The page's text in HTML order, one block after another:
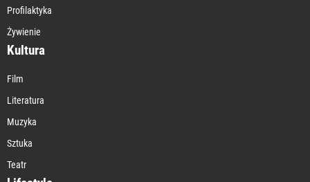
Profilaktyka
Żywienie
Kultura
Film
Literatura
Muzyka
Sztuka
Teatr